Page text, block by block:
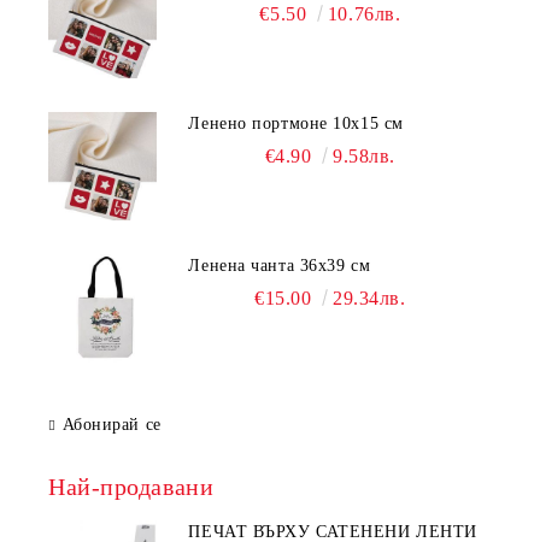
€5.50 10.76лв.
Ленено портмоне 10х15 см
€4.90 9.58лв.
Ленена чанта 36х39 см
€15.00 29.34лв.
Абонирай се
Най-продавани
ПЕЧАТ ВЪРХУ САТЕНЕНИ ЛЕНТИ